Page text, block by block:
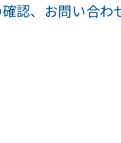
認、お問い合わ